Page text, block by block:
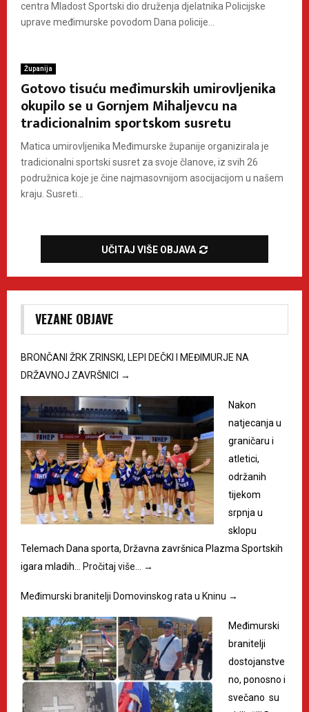
centra Mladost Sportski dio druženja djelatnika Policijske
uprave međimurske povodom Dana policije...
Županija
Gotovo tisuću međimurskih umirovljenika
okupilo se u Gornjem Mihaljevcu na
tradicionalnim sportskom susretu
Matica umirovljenika Međimurske županije organizirala je
tradicionalni sportski susret za svoje članove, iz svih 26
podružnica koje je čine najmasovnijom asocijacijom u našem
kraju. Susreti...
UČITAJ VIŠE OBJAVA
VEZANE OBJAVE
BRONČANI ŽRK ZRINSKI, LEPI DEČKI I MEĐIMURJE NA
DRŽAVNOJ ZAVRŠNICI →
Nakon
natjecanja u
graničaru i
atletici,
održanih
tijekom
srpnja u
sklopu
Telemach Dana sporta, Državna završnica Plazma Sportskih
igara mladih… Pročitaj više… →
Međimurski branitelji Domovinskog rata u Kninu →
Međimurski
branitelji
dostojanstve
no, ponosno i
svečano su